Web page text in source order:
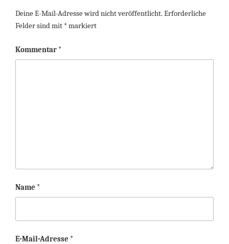
Deine E-Mail-Adresse wird nicht veröffentlicht.Erforderliche
Felder sind mit *markiert
Kommentar *
Name *
E-Mail-Adresse *